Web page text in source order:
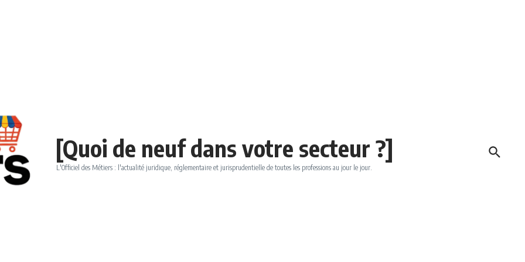
[Quoi de neuf dans votre secteur ?]
L'Officiel des Métiers : l'actualité juridique, réglementaire et jurisprudentielle de toutes les professions au jour le jour.